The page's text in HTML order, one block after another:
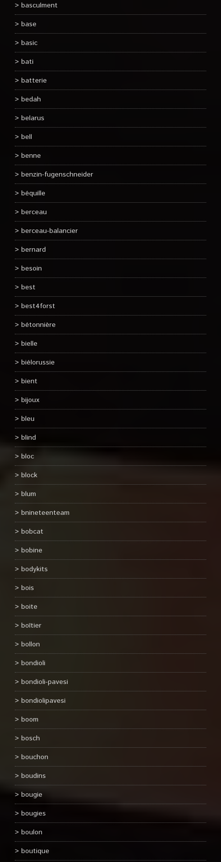
basculment
base
basic
bati
batterie
bedah
belarus
bell
benne
benzin-fugenschneider
béquille
berceau
berceau-balancier
bernard
besoin
best
best4forst
bétonnière
bielle
biélorussie
bient
bijoux
bleu
blind
bloc
block
blum
bnineteenteam
bobcat
bobine
bodykits
bois
boite
boîtier
bollon
bondioli
bondioli-pavesi
bondiolipavesi
boom
bosch
bouchon
boudins
bougie
bougies
boulon
boutique